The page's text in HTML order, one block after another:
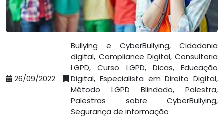
26/09/2022
Bullying e CyberBullying, Cidadania
digital, Compliance Digital, Consultoria
LGPD, Curso LGPD, Dicas, Educação
Digital, Especialista em Direito Digital,
Método LGPD Blindado, Palestra,
Palestras sobre CyberBullying,
Segurança de informação